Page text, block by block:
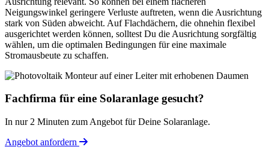
Neigungswinkel geringere Verluste auftreten, wenn die Ausrichtung
stark von Süden abweicht. Auf Flachdächern, die ohnehin flexibel
ausgerichtet werden können, solltest Du die Ausrichtung sorgfältig
wählen, um die optimalen Bedingungen für eine maximale
Stromausbeute zu schaffen.
Fachfirma für eine Solaranlage gesucht?
In nur 2 Minuten zum Angebot für Deine Solaranlage.
Angebot anfordern